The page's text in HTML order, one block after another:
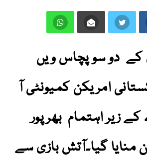
کے دو سو پچاس ویں
امریکن کمیونٹی آ
زیر اہتمام بھرپور
منایا گیا۔آتش بازی سے